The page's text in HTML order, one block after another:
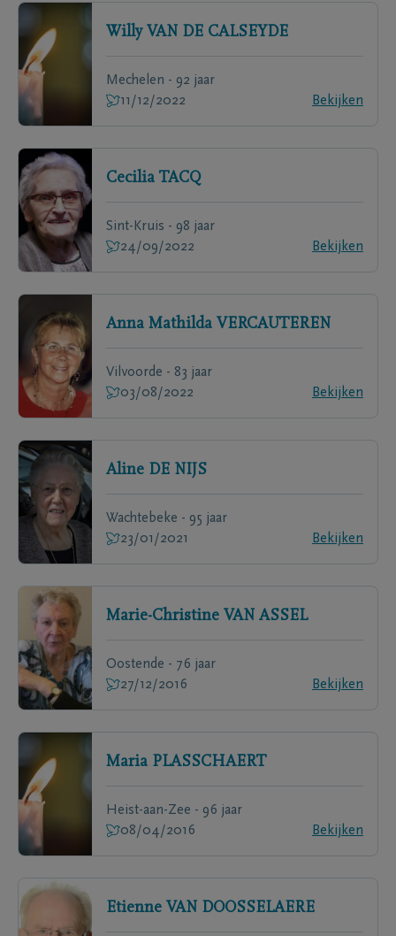
Willy VAN DE CALSEYDE
Mechelen - 92 jaar
11/12/2022
Bekijken
Cecilia TACQ
Sint-Kruis - 98 jaar
24/09/2022
Bekijken
Anna Mathilda VERCAUTEREN
Vilvoorde - 83 jaar
03/08/2022
Bekijken
Aline DE NIJS
Wachtebeke - 95 jaar
23/01/2021
Bekijken
Marie-Christine VAN ASSEL
Oostende - 76 jaar
27/12/2016
Bekijken
Maria PLASSCHAERT
Heist-aan-Zee - 96 jaar
08/04/2016
Bekijken
Etienne VAN DOOSSELAERE